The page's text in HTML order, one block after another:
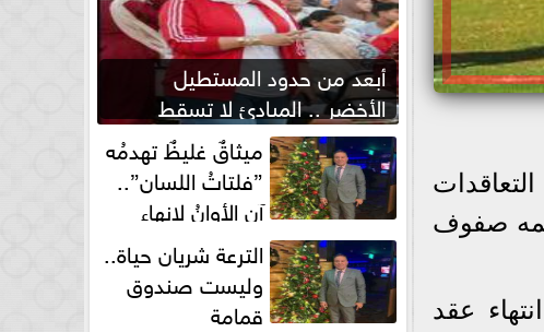
صفوف
عقد
أبعد من حدود المستطيل
الأخضر .. المبادئ لا تسقط
بصفارة الحكم ميثاقٌ غليظٌ تهدمُه
”فلتاتُ اللسان”..
آن الأوانُ لإنهاءِ
فوضى الطلاق الشفهي!الترعة شريان حياة..
وليست صندوق
قمامة